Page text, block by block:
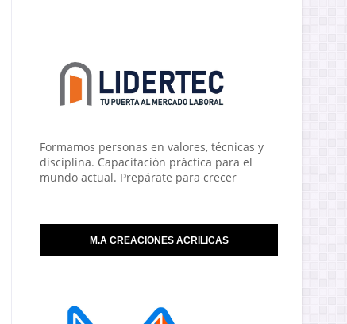
Formamos personas en valores, técnicas y
disciplina. Capacitación práctica para el
mundo actual. Prepárate para crecer
M.A CREACIONES ACRILICAS